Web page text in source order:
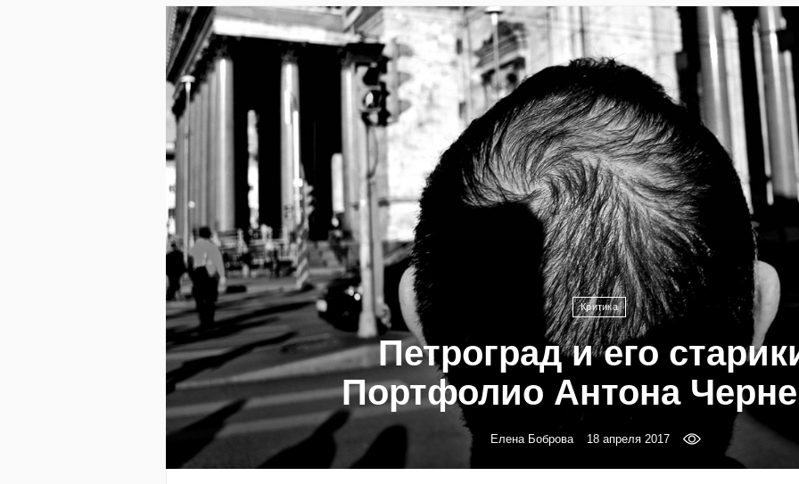
Критика
Петроград и его
Портфолио Антона
Елена Боброва 18 апреля 2017